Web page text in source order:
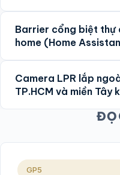
Barrier cổng biệt thự
home (Home
Camera LPR lắp
TP.HCM và miền Tây
GP5